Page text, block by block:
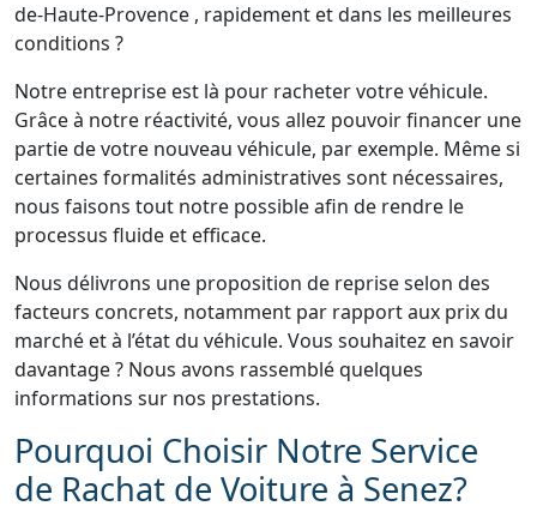
de-Haute-Provence , rapidement et dans les meilleures
conditions ?
Notre entreprise est là pour racheter votre véhicule.
Grâce à notre réactivité, vous allez pouvoir financer une
partie de votre nouveau véhicule, par exemple. Même si
certaines formalités administratives sont nécessaires,
nous faisons tout notre possible afin de rendre le
processus fluide et efficace.
Nous délivrons une proposition de reprise selon des
facteurs concrets, notamment par rapport aux prix du
marché et à l’état du véhicule. Vous souhaitez en savoir
davantage ? Nous avons rassemblé quelques
informations sur nos prestations.
Pourquoi Choisir Notre Service
de Rachat de Voiture à Senez?